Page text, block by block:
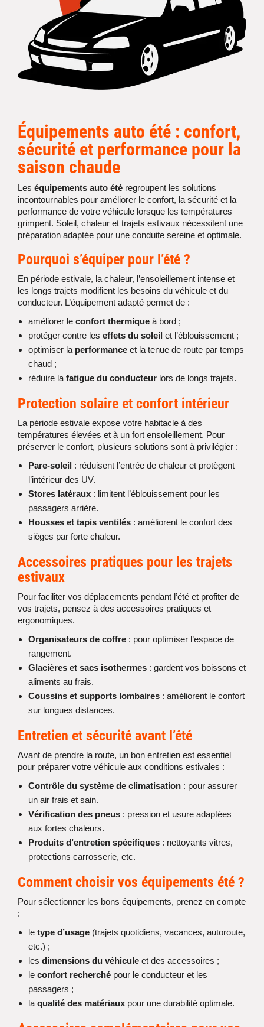
Équipements auto été : confort,
sécurité et performance pour la
saison chaude
Les équipements auto été regroupent les solutions
incontournables pour améliorer le confort, la sécurité et la
performance de votre véhicule lorsque les températures
grimpent. Soleil, chaleur et trajets estivaux nécessitent une
préparation adaptée pour une conduite sereine et optimale.
Pourquoi s’équiper pour l’été ?
En période estivale, la chaleur, l’ensoleillement intense et
les longs trajets modifient les besoins du véhicule et du
conducteur. L’équipement adapté permet de :
améliorer le confort thermique à bord ;
protéger contre les effets du soleil et l’éblouissement ;
optimiser la performance et la tenue de route par temps
chaud ;
réduire la fatigue du conducteur lors de longs trajets.
Protection solaire et confort intérieur
La période estivale expose votre habitacle à des
températures élevées et à un fort ensoleillement. Pour
préserver le confort, plusieurs solutions sont à privilégier :
Pare-soleil : réduisent l’entrée de chaleur et protègent
l’intérieur des UV.
Stores latéraux : limitent l’éblouissement pour les
passagers arrière.
Housses et tapis ventilés : améliorent le confort des
sièges par forte chaleur.
Accessoires pratiques pour les trajets
estivaux
Pour faciliter vos déplacements pendant l’été et profiter de
vos trajets, pensez à des accessoires pratiques et
ergonomiques.
Organisateurs de coffre : pour optimiser l’espace de
rangement.
Glacières et sacs isothermes : gardent vos boissons et
aliments au frais.
Coussins et supports lombaires : améliorent le confort
sur longues distances.
Entretien et sécurité avant l’été
Avant de prendre la route, un bon entretien est essentiel
pour préparer votre véhicule aux conditions estivales :
Contrôle du système de climatisation : pour assurer
un air frais et sain.
Vérification des pneus : pression et usure adaptées
aux fortes chaleurs.
Produits d’entretien spécifiques : nettoyants vitres,
protections carrosserie, etc.
Comment choisir vos équipements été ?
Pour sélectionner les bons équipements, prenez en compte
:
le type d’usage (trajets quotidiens, vacances, autoroute,
etc.) ;
les dimensions du véhicule et des accessoires ;
le confort recherché pour le conducteur et les
passagers ;
la qualité des matériaux pour une durabilité optimale.